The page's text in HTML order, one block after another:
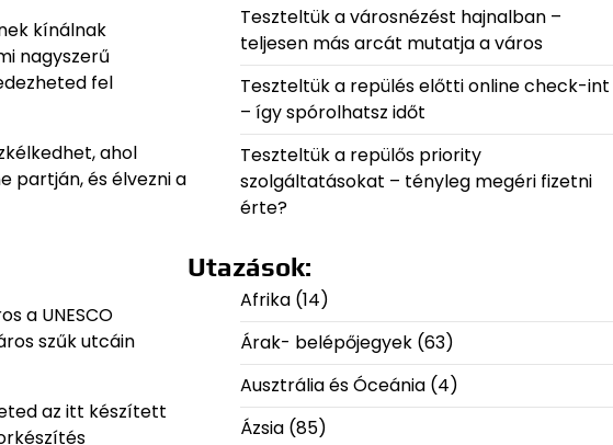
kínálnak
nagyszerű
fel
ahol
partján, és élvezni a
a UNESCO
szűk utcáin
az itt készített
Teszteltük a városnézést hajnalban –
teljesen más arcát mutatja a város
Teszteltük a repülés előtti online check-int
– így spórolhatsz időt
Teszteltük a repülős priority
szolgáltatásokat – tényleg megéri fizetni
érte?
Utazások:
Afrika(14)
Árak- belépőjegyek(63)
Ausztrália és Óceánia(4)
Ázsia(85)